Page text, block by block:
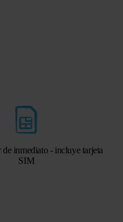
de inmediato - incluye tarjeta
SIM